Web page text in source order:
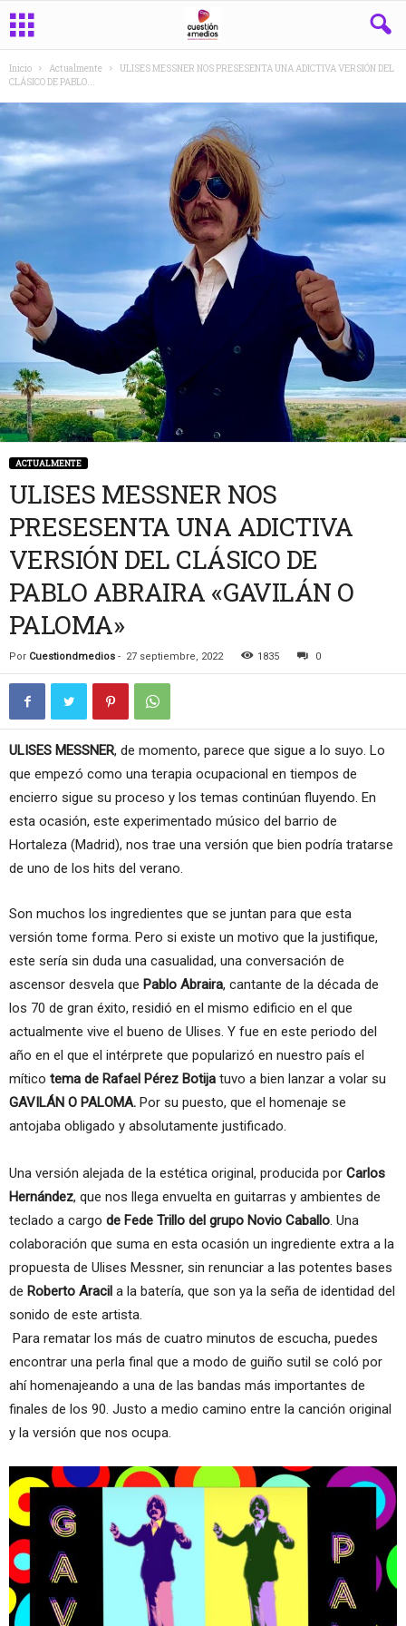
Inicio Actualmente
ULISES MESSNER NOS PRESESENTA UNA ADICTIVA VERSIÓN DEL
CLÁSICO DE PABLO...
ACTUALMENTE
ULISES MESSNER NOS
PRESESENTA UNA ADICTIVA
VERSIÓN DEL CLÁSICO DE
PABLO ABRAIRA «GAVILÁN O
PALOMA»
Por Cuestiondmedios - 27 septiembre, 2022 1835 0
ULISES MESSNER, de momento, parece que sigue a lo suyo. Lo
que empezó como una terapia ocupacional en tiempos de
encierro sigue su proceso y los temas continúan fluyendo. En
esta ocasión, este experimentado músico del barrio de
Hortaleza (Madrid), nos trae una versión que bien podría tratarse
de uno de los hits del verano.
Son muchos los ingredientes que se juntan para que esta
versión tome forma. Pero si existe un motivo que la justifique,
este sería sin duda una casualidad, una conversación de
ascensor desvela que Pablo Abraira, cantante de la década de
los 70 de gran éxito, residió en el mismo edificio en el que
actualmente vive el bueno de Ulises. Y fue en este periodo del
año en el que el intérprete que popularizó en nuestro país el
mítico tema de Rafael Pérez Botija tuvo a bien lanzar a volar su
GAVILÁN O PALOMA. Por su puesto, que el homenaje se
antojaba obligado y absolutamente justificado.
Una versión alejada de la estética original, producida por Carlos
Hernández, que nos llega envuelta en guitarras y ambientes de
teclado a cargo de Fede Trillo del grupo Novio Caballo. Una
colaboración que suma en esta ocasión un ingrediente extra a la
propuesta de Ulises Messner, sin renunciar a las potentes bases
de Roberto Aracil a la batería, que son ya la seña de identidad del
sonido de este artista.
Para rematar los más de cuatro minutos de escucha, puedes
encontrar una perla final que a modo de guiño sutil se coló por
ahí homenajeando a una de las bandas más importantes de
finales de los 90. Justo a medio camino entre la canción original
y la versión que nos ocupa.